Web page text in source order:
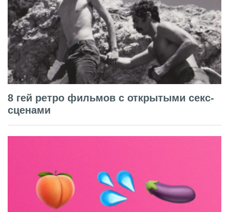
8 гей ретро фильмов с открытыми секс-
сценами